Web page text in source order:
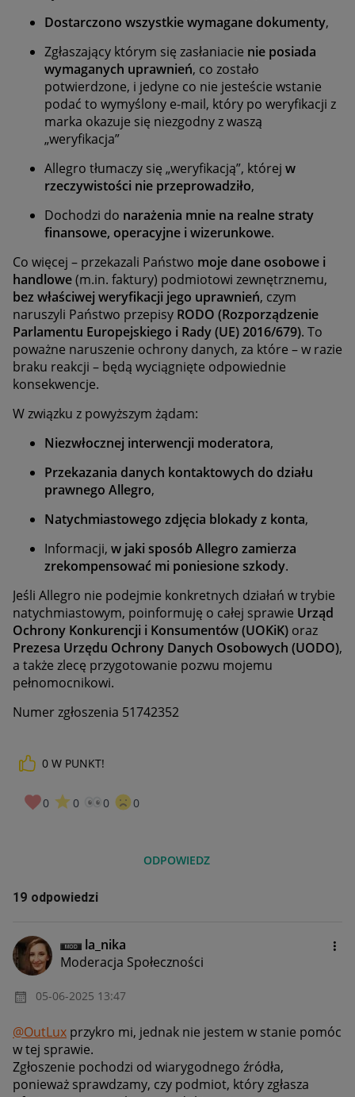
Dostarczono wszystkie wymagane dokumenty,
Zgłaszający którym się zasłaniacie nie posiada
wymaganych uprawnień, co zostało
potwierdzone, i jedyne co nie jesteście wstanie
podać to wymyślony e-mail, który po weryfikacji z
marka okazuje się niezgodny z waszą
„weryfikacja”
Allegro tłumaczy się „weryfikacją”, której w
rzeczywistości nie przeprowadziło,
Dochodzi do narażenia mnie na realne straty
finansowe, operacyjne i wizerunkowe.
Co więcej – przekazali Państwo moje dane osobowe i
handlowe(m.in. faktury) podmiotowi zewnętrznemu,
bez właściwej weryfikacji jego uprawnień, czym
naruszyli Państwo przepisy RODO (Rozporządzenie
Parlamentu Europejskiego i Rady (UE) 2016/679). To
poważne naruszenie ochrony danych, za które – w razie
braku reakcji – będą wyciągnięte odpowiednie
konsekwencje.
W związku z powyższym żądam:
Niezwłocznej interwencji moderatora,
Przekazania danych kontaktowych do działu
prawnego Allegro,
Natychmiastowego zdjęcia blokady z konta,
Informacji, w jaki sposób Allegro zamierza
zrekompensować mi poniesione szkody.
Jeśli Allegro nie podejmie konkretnych działań w trybie
natychmiastowym, poinformuję o całej sprawie Urząd
Ochrony Konkurencji i Konsumentów (UOKiK) oraz
Prezesa Urzędu Ochrony Danych Osobowych (UODO),
a także zlecę przygotowanie pozwu mojemu
pełnomocnikowi.
Numer zgłoszenia 51742352
0 W PUNKT!
0 0 0 0
ODPOWIEDZ
19 odpowiedzi
la_nika
Moderacja Społeczności
‎05-06-2025 13:47
@OutLux przykro mi, jednak nie jestem w stanie pomóc
w tej sprawie.
Zgłoszenie pochodzi od wiarygodnego źródła,
ponieważ sprawdzamy, czy podmiot, który zgłasza